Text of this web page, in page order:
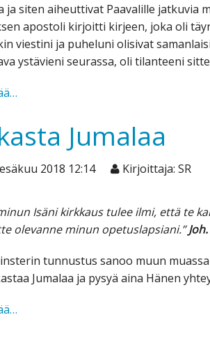
ja siten aiheuttivat Paavalille jatkuvia
apostoli kirjoitti kirjeen, joka oli
viestini ja puheluni olisivat
ystävieni seurassa, oli tilanteeni
muistan
teitä
Jumalaa
2018 12:14 Kirjoittaja: SR
Isäni kirkkaus tulee ilmi, että te
olevanne minun opetuslapsiani.”
tunnustus sanoo muun
Jumalaa ja pysyä aina Hänen